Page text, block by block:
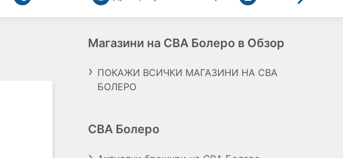
Напред
Магазини на CBA Болеро в Обзор
ПОКАЖИ ВСИЧКИ МАГАЗИНИ НА CBA
БОЛЕРО
CBA Болеро